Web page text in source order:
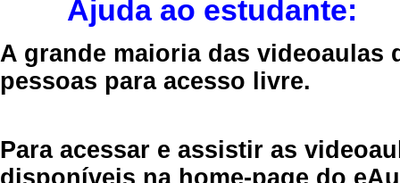
Ajuda ao estudante:
A grande maioria das videoaulas
pessoas para acesso livre.
Para acessar e assistir as
disponíveis na home-page do